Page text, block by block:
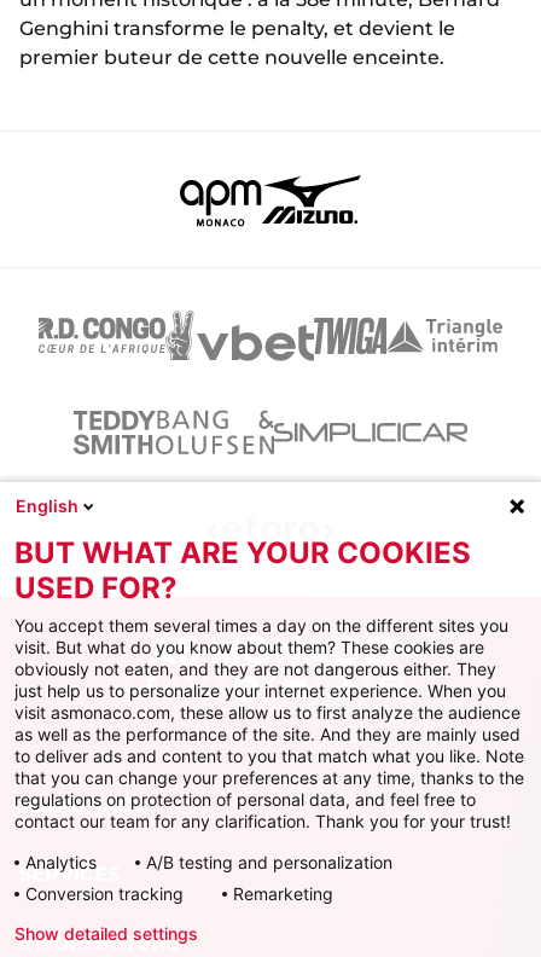
Genghini transforme le penalty, et devient le
premier buteur de cette nouvelle enceinte.
Facebook
X Instagram
YoutubeTikTokTwitch
AS MONACO
SERVICES
INFORMATIONS
English
BUT WHAT ARE YOUR COOKIES
USED FOR?
You accept them several times a day on the different sites you
visit. But what do you know about them? These cookies are
obviously not eaten, and they are not dangerous either. They
just help us to personalize your internet experience. When you
visit asmonaco.com, these allow us to first analyze the audience
as well as the performance of the site. And they are mainly used
to deliver ads and content to you that match what you like. Note
that you can change your preferences at any time, thanks to the
regulations on protection of personal data, and feel free to
contact our team for any clarification. Thank you for your trust!
Analytics
A/B testing and personalization
Conversion tracking
Remarketing
Show detailed settings